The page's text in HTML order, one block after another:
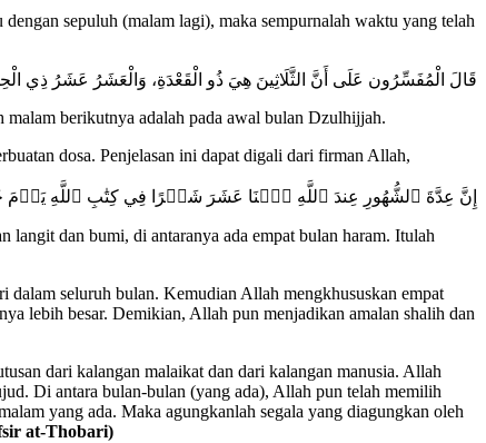
sepuluh (malam lagi), maka sempurnalah waktu yang telah
قَالَ الْمُفَسِّرُون عَلَى أَنَّ الثَّلَاثِينَ هِيَ ذُو الْقَعْدَةِ، وَالْعَشَرُ عَشَرُ ذِي
berikutnya adalah pada awal bulan Dzulhijjah.
dosa. Penjelasan ini dapat digali dari firman Allah,
إِنَّ عِدَّةَ ٱلشُّهُورِ عِندَ ٱللَّهِ ٱثۡنَا عَشَرَ شَهۡرًا فِي كِتَٰبِ ٱللَّهِ
dan bumi, di antaranya ada empat bulan haram. Itulah
dalam seluruh bulan. Kemudian Allah mengkhususkan empat
lebih besar. Demikian, Allah pun menjadikan amalan shalih dan
dari kalangan malaikat dan dari kalangan manusia. Allah
Di antara bulan-bulan (yang ada), Allah pun telah memilih
yang ada. Maka agungkanlah segala yang diagungkan oleh
at-Thobari)